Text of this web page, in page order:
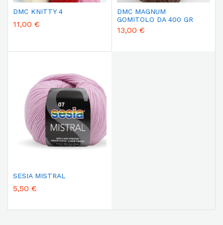
DMC KNITTY 4
11,00 €
DMC MAGNUM
GOMITOLO DA 400 GR
13,00 €
SESIA MISTRAL
5,50 €